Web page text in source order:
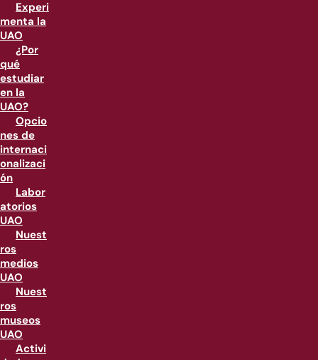
Experi
menta la
UAO
¿Por
qué
estudiar
en la
UAO?
Opcio
nes de
internaci
onalizaci
ón
Labor
atorios
UAO
Nuest
ros
medios
UAO
Nuest
ros
museos
UAO
Activi